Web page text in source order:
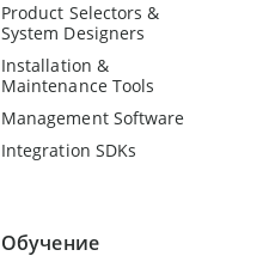
Product Selectors &
System Designers
Installation &
Maintenance Tools
Management Software
Integration SDKs
Обучение